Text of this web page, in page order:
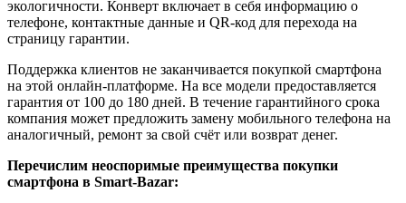
экологичности. Конверт включает в себя информацию о
телефоне, контактные данные и QR-код для перехода на
страницу гарантии.
Поддержка клиентов не заканчивается покупкой смартфона
на этой онлайн-платформе. На все модели предоставляется
гарантия от 100 до 180 дней. В течение гарантийного срока
компания может предложить замену мобильного телефона на
аналогичный, ремонт за свой счёт или возврат денег.
Перечислим неоспоримые преимущества покупки
смартфона в Smart-Bazar: